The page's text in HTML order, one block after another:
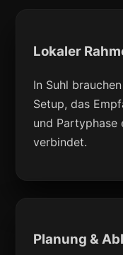
Lokaler
In Suhl
Setup, das
und Partyphase
verbindet.
Planung &